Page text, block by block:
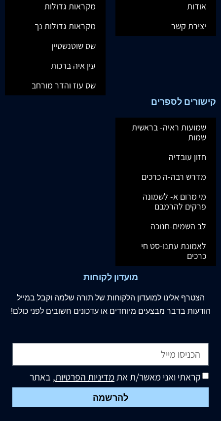
אודות
יצירת קשר
מקראות גדולות
מקראות גדולות נך
שס שוטנשטיין
עין איה ברכות
שס עוז והדר מורחב
קישורים לספרים
שמועות ראיה- בראשית
שמות
חזון עובדיה
מדרש רבה-ה כרכים
מי מרום א- לשמונה
פרקים להרמבם
לב השמים-חנוכה
לאמונת עתנו-סט חי
כרכים
מועדון לקוחות
הצטרף אלינו למועדון הלקוחות של תורה שלמה וקבל במייל
הודעות בדבר מבצעים מיוחדים או עדכונים חשובים לפני כולם!
קראתי ואני מאשר/ת אתמדיניות הפרטיות, באתר
להרשמה